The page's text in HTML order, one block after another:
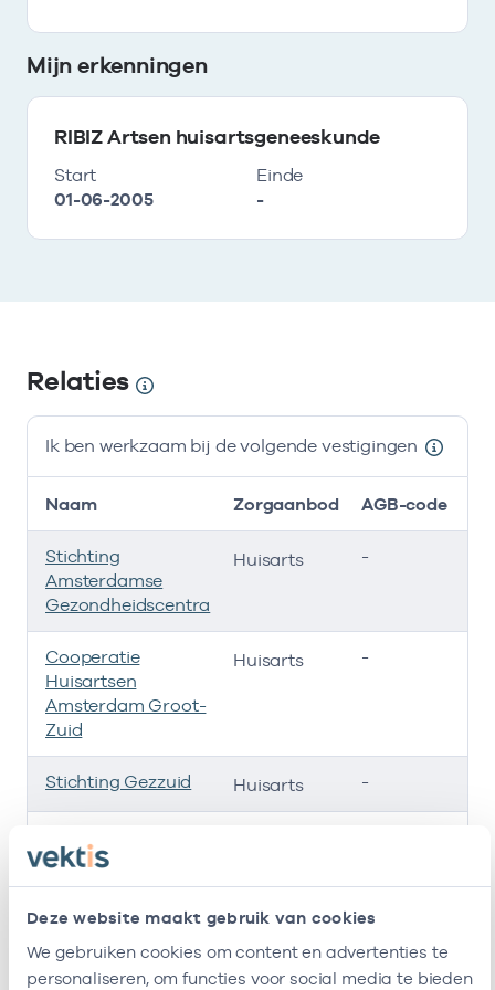
Deze website maakt gebruik van cookies
We gebruiken cookies om content en advertenties te
personaliseren, om functies voor social media te bieden
Mijn erkenningen
RIBIZ Artsen huisartsgeneeskunde
Start
01-06-2005
Einde
-
Relaties
Ik ben werkzaam bij de volgende vestigingen
Ik ben werkzaam bij de volgende vestigingen
Naam Zorgaanbod AGB-code
Stichting
Amsterdamse
Gezondheidscentra
Huisarts -
Cooperatie
Huisartsen
Amsterdam Groot-
Zuid
Huisarts -
Stichting Gezzuid Huisarts -
Rivierenbuurt
Huisartsenpraktijk
Huisarts -